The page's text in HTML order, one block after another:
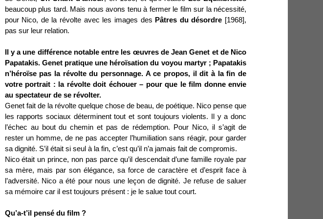
beaucoup plus tard. Mais nous avons tenu à fermer le film sur la nécessité,
pour Nico, de la révolte avec les images des Pâtres du désordre [1968],
pas sur leur relation.
Il y a une différence notable entre les œuvres de Jean Genet et de Nico
Papatakis. Genet pratique une héroïsation du voyou martyr ; Papatakis
n’héroïse pas la révolte du personnage. A ce propos, il dit à la fin de
votre portrait : la révolte doit échouer – pour que le film donne envie
au spectateur de se révolter.
Genet fait de la révolte quelque chose de beau, de poétique. Nico pense que
les rapports sociaux déterminent tout et sont toujours violents. Il y a donc
l’échec au bout du chemin et pas de rédemption. Pour Nico, il s’agit de
rester un homme, de ne pas accepter l’humiliation sans réagir, pour garder
sa dignité. S’il était si seul à la fin, c’est qu’il n’a jamais fait de compromis.
Nico était un prince, non pas parce qu’il descendait d’une famille royale par
sa mère, mais par son élégance, sa force de caractère et d’esprit face à
l’adversité. Nico a été pour nous une leçon de dignité. Je refuse de saluer
sa mémoire car il est toujours présent : je le salue tout court.
Qu’a-t’il pensé du film ?